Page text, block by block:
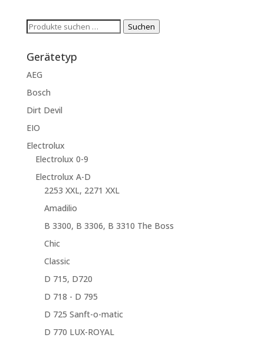
Suchen
Suchen
Gerätetyp
AEG
Bosch
Dirt Devil
EIO
Electrolux
Electrolux 0-9
Electrolux A-D
2253 XXL, 2271 XXL
Amadilio
B 3300, B 3306, B 3310 The Boss
Chic
Classic
D 715, D720
D 718 - D 795
D 725 Sanft-o-matic
D 770 LUX-ROYAL